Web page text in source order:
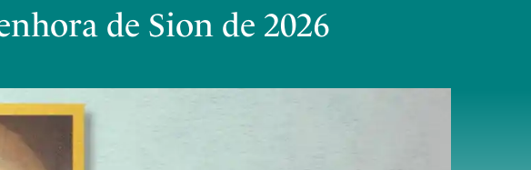
de Sion de 2026